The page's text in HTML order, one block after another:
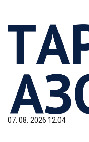
07. 08. 2026 12:04